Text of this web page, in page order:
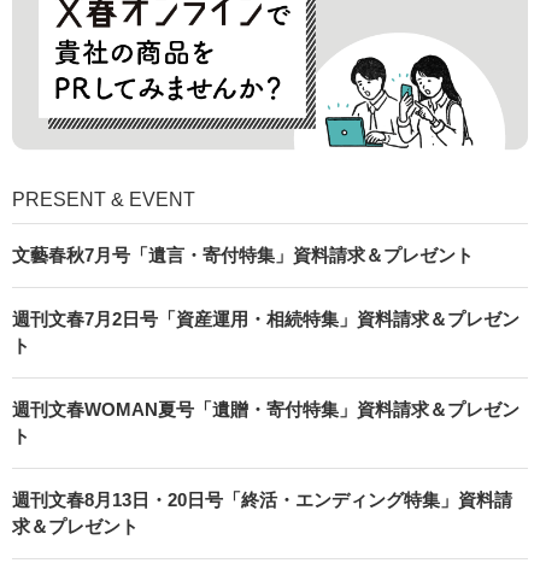
PRESENT & EVENT
文藝春秋7月号「遺言・寄付特集」資料請求＆プレゼント
週刊文春7月2日号「資産運用・相続特集」資料請求＆プレゼン
ト
週刊文春WOMAN夏号「遺贈・寄付特集」資料請求＆プレゼン
ト
週刊文春8月13日・20日号「終活・エンディング特集」資料請
求＆プレゼント